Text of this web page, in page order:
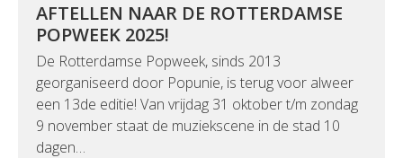
AFTELLEN NAAR DE ROTTERDAMSE
POPWEEK 2025!
De Rotterdamse Popweek, sinds 2013
georganiseerd door Popunie, is terug voor alweer
een 13de editie! Van vrijdag 31 oktober t/m zondag
9 november staat de muziekscene in de stad 10
dagen…